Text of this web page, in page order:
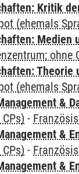
Kritik
(ehemals
Medien
ohne
(ehemals
&
-
&
-
&